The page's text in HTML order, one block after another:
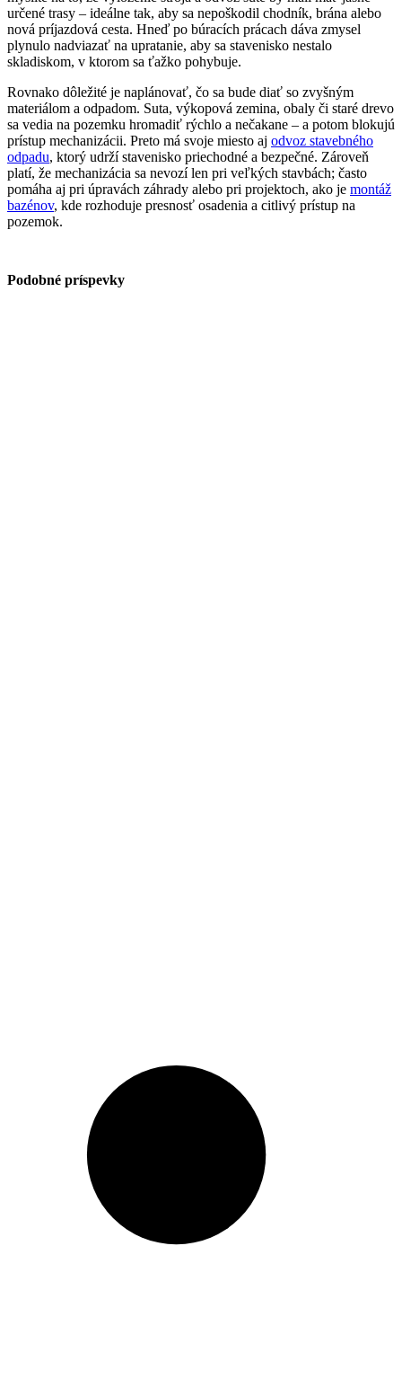
určené trasy – ideálne tak, aby sa nepoškodil chodník, brána alebo
nová príjazdová cesta. Hneď po búracích prácach dáva zmysel
plynulo nadviazať na upratanie, aby sa stavenisko nestalo
skladiskom, v ktorom sa ťažko pohybuje.
Rovnako dôležité je naplánovať, čo sa bude diať so zvyšným
materiálom a odpadom. Suta, výkopová zemina, obaly či staré drevo
sa vedia na pozemku hromadiť rýchlo a nečakane – a potom blokujú
prístup mechanizácii. Preto má svoje miesto aj odvoz stavebného
odpadu, ktorý udrží stavenisko priechodné a bezpečné. Zároveň
platí, že mechanizácia sa nevozí len pri veľkých stavbách; často
pomáha aj pri úpravách záhrady alebo pri projektoch, ako je montáž
bazénov, kde rozhoduje presnosť osadenia a citlivý prístup na
pozemok.
Podobné príspevky